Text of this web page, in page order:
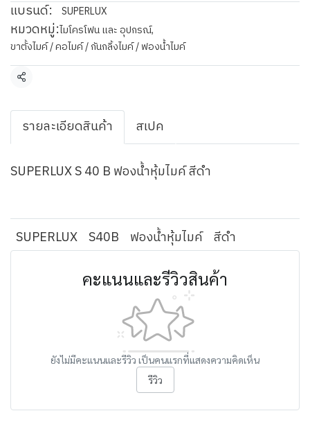
แบรนด์:
SUPERLUX
หมวดหมู่:ไมโครโฟน และ อุปกรณ์,
ขาตั้งไมค์ / คอไมค์ / กันกลิ้งไมค์ / ฟองน้ำไมค์
แชร์
รายละเอียดสินค้า สเปค
SUPERLUX S 40 B ฟองน้ำหุ้มไมค์ สีดำ
SUPERLUX S40B ฟองน้ำหุ้มไมค์ สีดำ
คะแนนและรีวิวสินค้า
ยังไม่มีคะแนนและรีวิว เป็นคนแรกที่แสดงความคิดเห็น
รีวิว